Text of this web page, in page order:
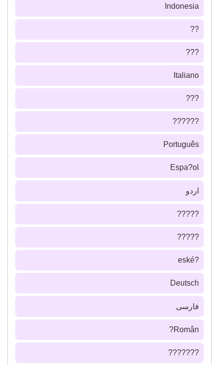
Indonesia
??
???
Italiano
???
??????
Português
Espa?ol
اردو
?????
?????
?eské
Deutsch
فارسى
Român?
???????